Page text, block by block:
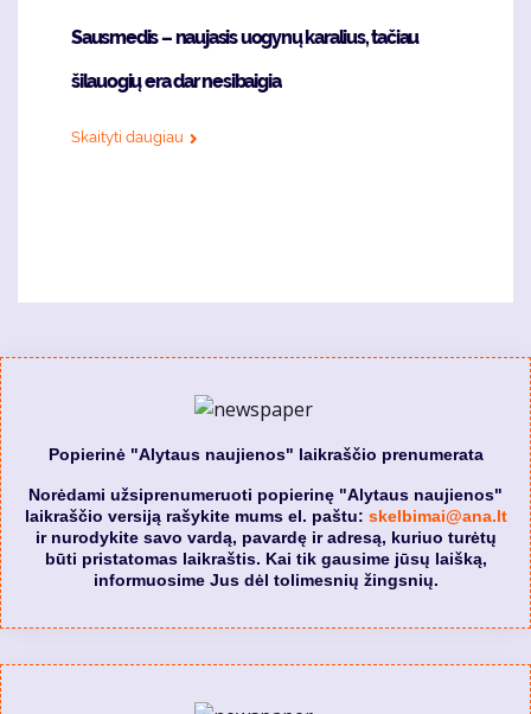
Sausmedis – naujasis uogynų karalius, tačiau
šilauogių era dar nesibaigia
Skaityti daugiau
Popierinė "Alytaus naujienos" laikraščio prenumerata
Norėdami užsiprenumeruoti popierinę "Alytaus naujienos"
laikraščio versiją rašykite mums el. paštu: skelbimai@ana.lt
ir nurodykite savo vardą, pavardę ir adresą, kuriuo turėtų
būti pristatomas laikraštis. Kai tik gausime jūsų laišką,
informuosime Jus dėl tolimesnių žingsnių.